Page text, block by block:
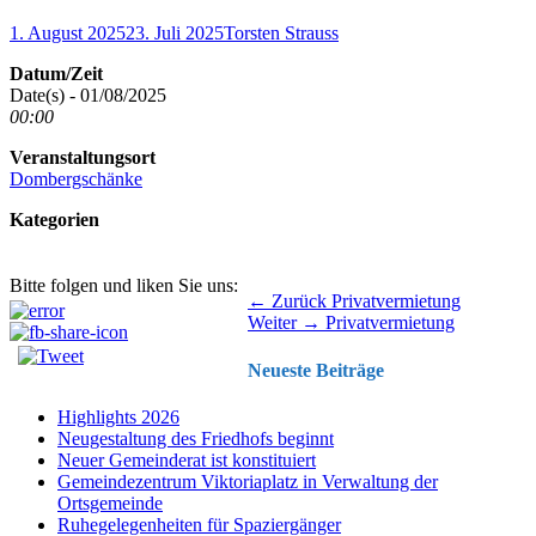
Veröffentlicht
1. August 202523. Juli 2025Autor
Torsten Strauss
Datum/Zeit
Date(s) - 01/08/2025
00:00
Veranstaltungsort
Dombergschänke
Kategorien
Bitte folgen und liken Sie uns:
Beitragsnavigation ← Zurück Vorhergehender
Beitrag:
Privatvermietung
Weiter → Nächster
Privatvermietung
Neueste Beiträge
Highlights 2026
Neugestaltung des Friedhofs beginnt
Neuer Gemeinderat ist konstituiert
Gemeindezentrum Viktoriaplatz in Verwaltung der
Ortsgemeinde
Ruhegelegenheiten für Spaziergänger